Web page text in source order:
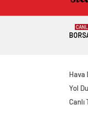
CANLI
Hava
Yol
Canlı